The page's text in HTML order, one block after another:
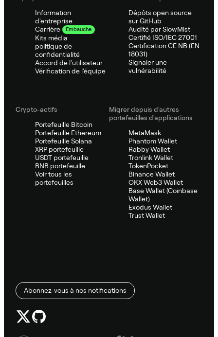
Information
d'entreprise
Carrière
Embauche
Kits média
politique de
confidentialité
Accord de l'utilisateur
Vérification de l'équipe
Dépôts open source
sur GitHub
Audité par SlowMist
Certifié ISO/IEC 27001
Certification CE NB (EN
18031)
Signaler une
vulnérabilité
Crypto-actifs
Portefeuille Bitcoin
Portefeuille Ethereum
Portefeuille Solana
XRP portefeuille
USDT portefeuille
BNB portefeuille
Voir tous les
portefeuilles
Migrer depuis d'autres
portefeuilles d'applications
MetaMask
Phantom Wallet
Rabby Wallet
Tronlink Wallet
TokenPocket
Binance Wallet
OKX Web3 Wallet
Base Wallet (Coinbase
Wallet)
Exodus Wallet
Trust Wallet
Abonnez-vous à nos notifications